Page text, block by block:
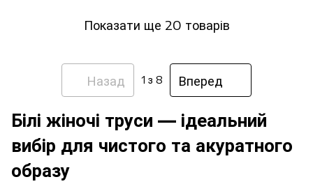
Показати ще 20 товарів
Назад 1 з 8 Вперед
Білі жіночі труси — ідеальний
вибір для чистого та акуратного
образу